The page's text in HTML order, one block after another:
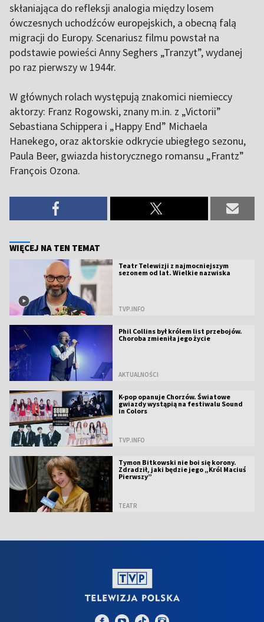
skłaniająca do refleksji analogia między losem
ówczesnych uchodźców europejskich, a obecną falą
migracji do Europy. Scenariusz filmu powstał na
podstawie powieści Anny Seghers „Tranzyt”, wydanej
po raz pierwszy w 1944r.
W głównych rolach występują znakomici niemieccy
aktorzy: Franz Rogowski, znany m.in. z „Victorii”
Sebastiana Schippera i „Happy End” Michaela
Hanekego, oraz aktorskie odkrycie ubiegłego sezonu,
Paula Beer, gwiazda historycznego romansu „Frantz”
François Ozona.
WIĘCEJ NA TEN TEMAT
Teatr Telewizji z najmocniejszym
sezonem od lat. Wielkie nazwiska
TVP.INFO
Phil Collins był królem list przebojów.
Choroba zmieniła jego życie
AKTUALNOŚCI
K-pop opanuje Chorzów. Światowe
gwiazdy wystąpią na festiwalu Sound
in Colors
TVP.INFO
Tymon Bitkowski nie boi się korony.
Zdradził, jaki będzie jego „Król Maciuś
Pierwszy”
TEATR